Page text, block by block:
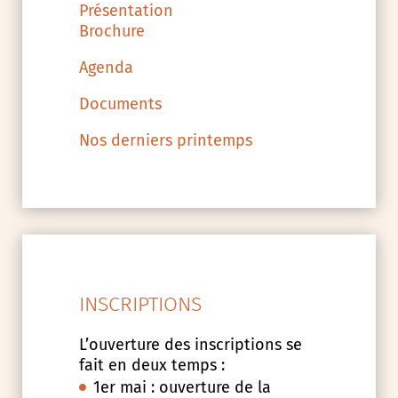
Présentation
Brochure
Agenda
Documents
Nos derniers printemps
INSCRIPTIONS
L’ouverture des inscriptions se
fait en deux temps :
1er mai : ouverture de la